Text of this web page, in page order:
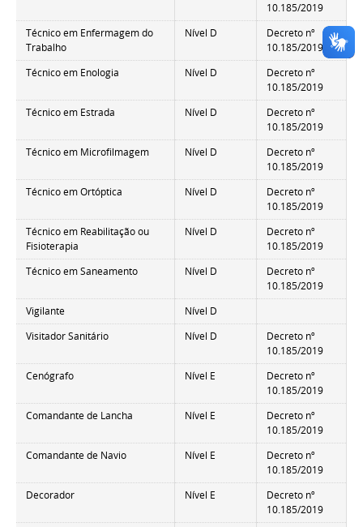
10.185/2019
Técnico em Enfermagem do
Trabalho
Nível D
Decreto nº
10.185/2019
Técnico em Enologia
Nível D
Decreto nº
10.185/2019
Técnico em Estrada
Nível D
Decreto nº
10.185/2019
Técnico em Microfilmagem
Nível D
Decreto nº
10.185/2019
Técnico em Ortóptica
Nível D
Decreto nº
10.185/2019
Técnico em Reabilitação ou
Fisioterapia
Nível D
Decreto nº
10.185/2019
Técnico em Saneamento
Nível D
Decreto nº
10.185/2019
Vigilante
Nível D
Visitador Sanitário
Nível D
Decreto nº
10.185/2019
Cenógrafo
Nível E
Decreto nº
10.185/2019
Comandante de Lancha
Nível E
Decreto nº
10.185/2019
Comandante de Navio
Nível E
Decreto nº
10.185/2019
Decorador
Nível E
Decreto nº
10.185/2019